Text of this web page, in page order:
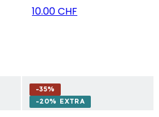
10.00 CHF
-35%
-20% EXTRA